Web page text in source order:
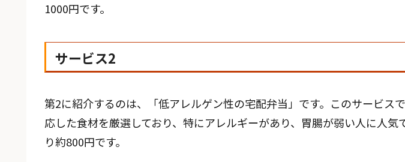
1000円です。
サービス2
第2に紹介するのは、「低アレルゲン性の宅配弁当」です。このサービス
応した食材を厳選しており、特にアレルギーがあり、胃腸が弱い人に人気
り約800円です。